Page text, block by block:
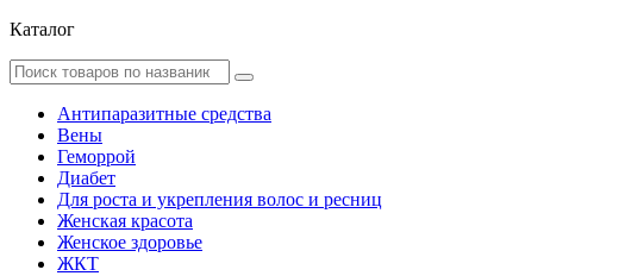
Каталог
Антипаразитные средства
Вены
Геморрой
Диабет
Для роста и укрепления волос и ресниц
Женская красота
Женское здоровье
ЖКТ